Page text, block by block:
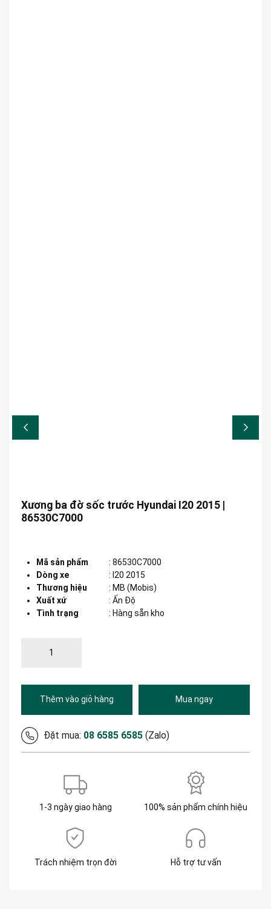
Xương ba đờ sốc trước Hyundai I20 2015 |
86530C7000
Mã sản phẩm : 86530C7000
Dòng xe
: I20 2015
Thương hiệu
: MB (Mobis)
Xuất xứ
: Ấn Độ
Tình trạng
: Hàng sẵn kho
Thêm vào giỏ hàng Mua ngay
Đặt mua: 08 6585 6585 (Zalo)
1-3 ngày giao hàng 100% sản phẩm chính hiệu
Trách nhiệm trọn đời Hỗ trợ tư vấn